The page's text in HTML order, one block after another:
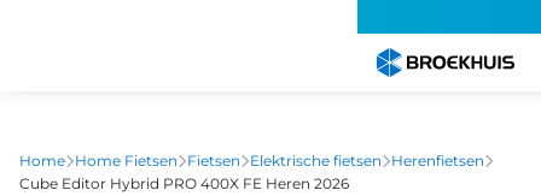
gaan
Home Home Fietsen Fietsen Elektrische fietsen
Herenfietsen
Cube Editor Hybrid PRO 400X FE Heren 2026